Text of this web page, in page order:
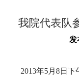
我院代表队
发
2013年5月8日下